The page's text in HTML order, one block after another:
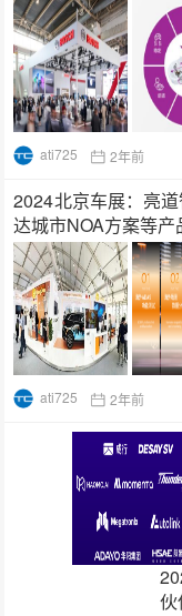
ati725 2年前
2024北京车展：亮
达城市NOA方案等产
ati725 2年前